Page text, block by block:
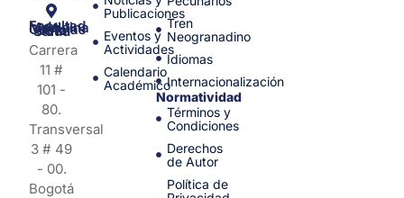
Facultad de Medicina y Ciencias de la Salud
Carrera
11 #
101 -
80.
Transversal
3 # 49
- 00.
Bogotá
Publicaciones
Eventos y
Actividades
Calendario
Académico
Tren
Neogranadino
Idiomas
Internacionalización
Normatividad
Términos y
Condiciones
Derechos
de Autor
Política de